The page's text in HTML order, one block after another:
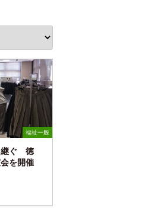
福祉一般
継ぐ 徳
を開催